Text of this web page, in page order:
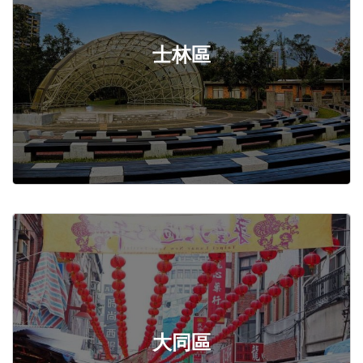
士林區
大同區